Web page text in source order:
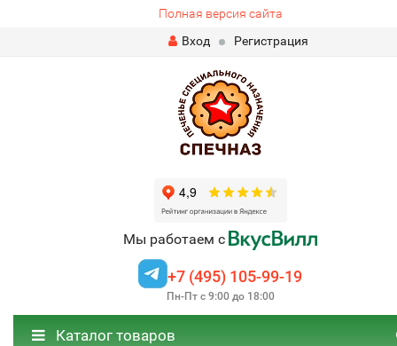
Полная версия сайта
Вход
Регистрация
Мы работаем с
+7 (495) 105-99-19
Пн-Пт с 9:00 до 18:00
Каталог товаров